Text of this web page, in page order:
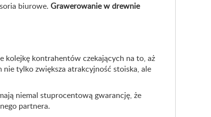
biurowe. Grawerowanie w drewnie
kolejkę kontrahentów czekających na to, aż
nie tylko zwiększa atrakcyjność stoiska, ale
niemal stuprocentową gwarancję, że
partnera.